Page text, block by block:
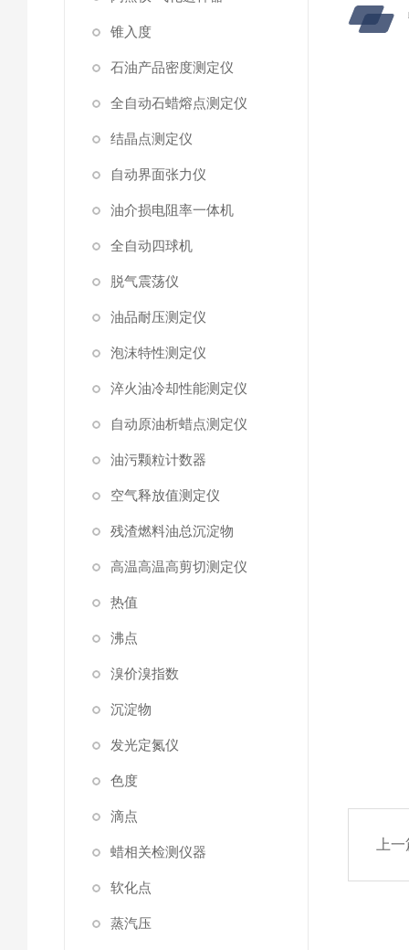
锥入度
石油产品密度测定仪
全自动石蜡熔点测定仪
结晶点测定仪
自动界面张力仪
油介损电阻率一体机
全自动四球机
脱气震荡仪
油品耐压测定仪
泡沫特性测定仪
淬火油冷却性能测定仪
自动原油析蜡点测定仪
油污颗粒计数器
空气释放值测定仪
残渣燃料油总沉淀物
高温高温高剪切测定仪
热值
沸点
溴价溴指数
沉淀物
发光定氮仪
色度
滴点
蜡相关检测仪器
软化点
蒸汽压
上